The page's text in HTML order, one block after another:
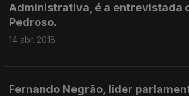
Administrativa, é a entrevistada
Pedroso.
14 abr. 2018
Fernando Negrão, líder